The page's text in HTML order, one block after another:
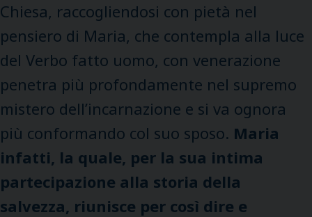
Chiesa, raccogliendosi con pietà nel
pensiero di Maria, che contempla alla luce
del Verbo fatto uomo, con venerazione
penetra più profondamente nel supremo
mistero dell’incarnazione e si va ognora
più conformando col suo sposo. Maria
infatti, la quale, per la sua intima
partecipazione alla storia della
salvezza, riunisce per così dire e